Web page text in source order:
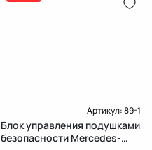
Артикул:89-1
Блок управления подушками
безопасности Mercedes-